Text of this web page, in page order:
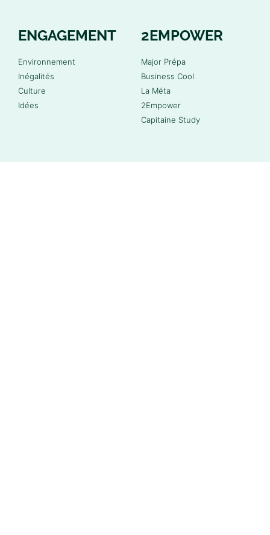
ENGAGEMENT
Environnement
Inégalités
Culture
Idées
2EMPOWER
Major Prépa
Business Cool
La Méta
2Empower
Capitaine Study